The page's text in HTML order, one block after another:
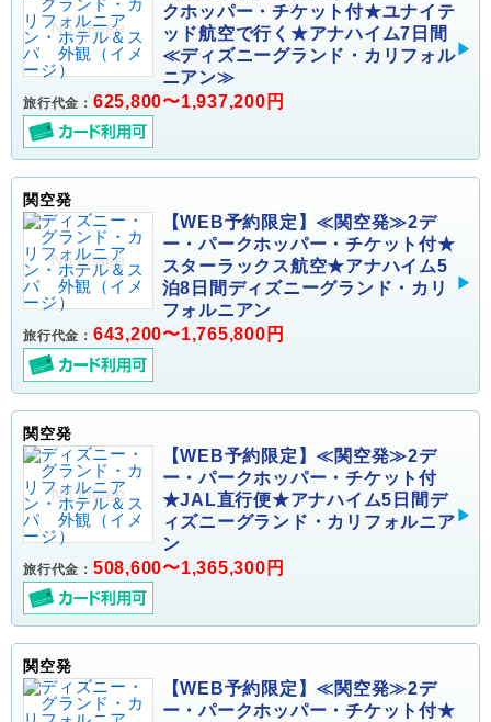
クホッパー・チケット付★ユナイテ
ッド航空で行く★アナハイム7日間
≪ディズニーグランド・カリフォル
ニアン≫
旅行代金： 625,800〜1,937,200円
関空発
【WEB予約限定】≪関空発≫2デ
ー・パークホッパー・チケット付★
スターラックス航空★アナハイム5
泊8日間ディズニーグランド・カリ
フォルニアン
旅行代金： 643,200〜1,765,800円
関空発
【WEB予約限定】≪関空発≫2デ
ー・パークホッパー・チケット付
★JAL直行便★アナハイム5日間デ
ィズニーグランド・カリフォルニア
ン
旅行代金： 508,600〜1,365,300円
関空発
【WEB予約限定】≪関空発≫2デ
ー・パークホッパー・チケット付★